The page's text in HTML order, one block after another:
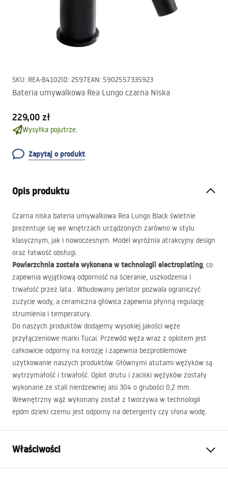
SKU: REA-B4102ID: 2597EAN: 5902557335923
Bateria umywalkowa Rea Lungo czarna Niska
229,00 zł
Wysyłka pojutrze.
Zapytaj o produkt
Opis produktu
Czarna niska bateria umywalkowa Rea Lungo Black świetnie
prezentuje się we wnętrzach urządzonych zarówno w stylu
klasycznym, jak i nowoczesnym. Model wyróżnia atrakcyjny design
oraz łatwość obsługi.
Powierzchnia została wykonana w technologii electroplating, co
zapewnia wyjątkową odporność na ścieranie, uszkodzenia i
trwałość przez lata . Wbudowany perlator pozwala ograniczyć
zużycie wody, a ceramiczna głowica zapewnia płynną regulację
strumienia i temperatury.
Do naszych produktów dodajemy wysokiej jakości węże
przyłączeniowe marki Tucai. Przewód węża wraz z oplotem jest
całkowicie odporny na korozję i zapewnia bezproblemowe
użytkowanie naszych produktów. Głównymi atutami wężyków są
wytrzymałość i trwałość. Oplot drutu i zaciski wężyków zostały
wykonane ze stali nierdzewnej aisi 304 o grubości 0,2 mm.
Wewnętrzny wąż wykonany został z tworzywa w technologii
epdm dzieki czemu jest odporny na detergenty czy słona wodę.
Właściwości